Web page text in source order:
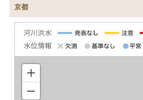
京都